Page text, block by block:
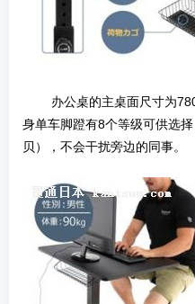
办公桌的主桌面尺寸为
身单车脚蹬有8个等级可供选
贝），不会干扰旁边的同事。